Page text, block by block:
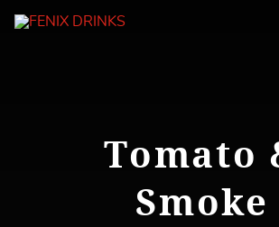
Tomato
Smoke